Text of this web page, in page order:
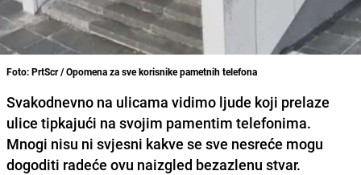
Foto: PrtScr / Opomena za sve korisnike pametnih telefona
Svakodnevno na ulicama vidimo ljude koji prelaze
ulice tipkajući na svojim pamentim telefonima.
Mnogi nisu ni svjesni kakve se sve nesreće mogu
dogoditi radeće ovu naizgled bezazlenu stvar.